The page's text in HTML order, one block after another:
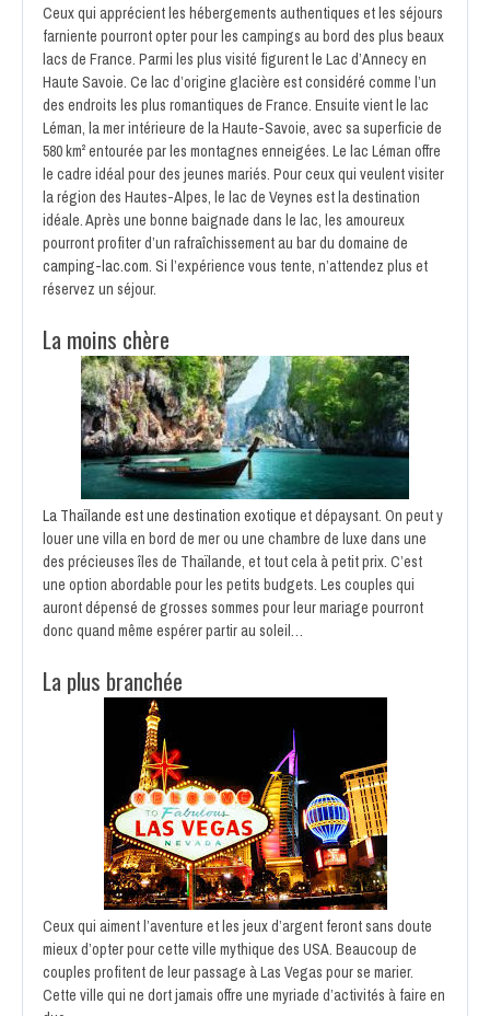
Ceux qui apprécient les hébergements authentiques et les séjours
farniente pourront opter pour les campings au bord des plus beaux
lacs de France. Parmi les plus visité figurent le Lac d’Annecy en
Haute Savoie. Ce lac d’origine glacière est considéré comme l’un
des endroits les plus romantiques de France. Ensuite vient le lac
Léman, la mer intérieure de la Haute-Savoie, avec sa superficie de
580 km² entourée par les montagnes enneigées. Le lac Léman offre
le cadre idéal pour des jeunes mariés. Pour ceux qui veulent visiter
la région des Hautes-Alpes, le lac de Veynes est la destination
idéale. Après une bonne baignade dans le lac, les amoureux
pourront profiter d’un rafraîchissement au bar du domaine de
camping-lac.com. Si l’expérience vous tente, n’attendez plus et
réservez un séjour.
La moins chère
La Thaïlande est une destination exotique et dépaysant. On peut y
louer une villa en bord de mer ou une chambre de luxe dans une
des précieuses îles de Thaïlande, et tout cela à petit prix. C’est
une option abordable pour les petits budgets. Les couples qui
auront dépensé de grosses sommes pour leur mariage pourront
donc quand même espérer partir au soleil…
La plus branchée
Ceux qui aiment l’aventure et les jeux d’argent feront sans doute
mieux d’opter pour cette ville mythique des USA. Beaucoup de
couples profitent de leur passage à Las Vegas pour se marier.
Cette ville qui ne dort jamais offre une myriade d’activités à faire en